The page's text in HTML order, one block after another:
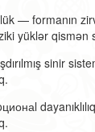
— formanın
yüklər qismən
sinir